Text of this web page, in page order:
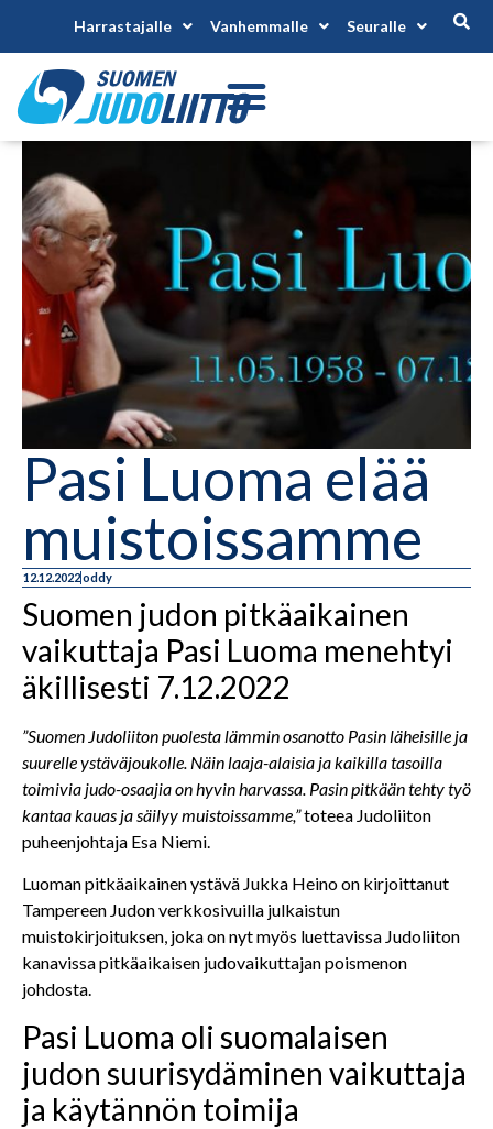
Harrastajalle Vanhemmalle Seuralle
Pasi Luoma elää
muistoissamme
12.12.2022oddy
Suomen judon pitkäaikainen
vaikuttaja Pasi Luoma menehtyi
äkillisesti 7.12.2022
”Suomen Judoliiton puolesta lämmin osanotto Pasin läheisille ja
suurelle ystäväjoukolle. Näin laaja-alaisia ja kaikilla tasoilla
toimivia judo-osaajia on hyvin harvassa. Pasin pitkään tehty työ
kantaa kauas ja säilyy muistoissamme,”toteea Judoliiton
puheenjohtaja Esa Niemi.
Luoman pitkäaikainen ystävä Jukka Heino on kirjoittanut
Tampereen Judon verkkosivuilla julkaistun
muistokirjoituksen, joka on nyt myös luettavissa Judoliiton
kanavissa pitkäaikaisen judovaikuttajan poismenon
johdosta.
Pasi Luoma oli suomalaisen
judon suurisydäminen vaikuttaja
ja käytännön toimija